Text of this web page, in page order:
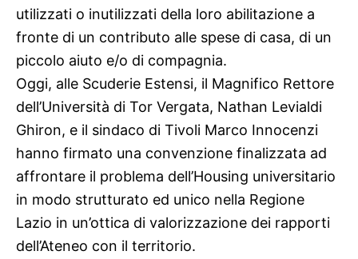
utilizzati o inutilizzati della loro abilitazione a
fronte di un contributo alle spese di casa, di un
piccolo aiuto e/o di compagnia.
Oggi, alle Scuderie Estensi, il Magnifico Rettore
dell’Università di Tor Vergata, Nathan Levialdi
Ghiron, e il sindaco di Tivoli Marco Innocenzi
hanno firmato una convenzione finalizzata ad
affrontare il problema dell’Housing universitario
in modo strutturato ed unico nella Regione
Lazio in un’ottica di valorizzazione dei rapporti
dell’Ateneo con il territorio.